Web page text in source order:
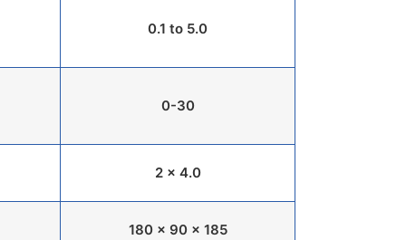
0.1 to 5.0
0-30
2 x 4.0
180 x 90 x 185